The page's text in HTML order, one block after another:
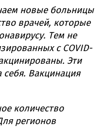
новые больницы
врачей, которые
Тем не
с COVID-
Эти
Вакцинация
количество
регионов